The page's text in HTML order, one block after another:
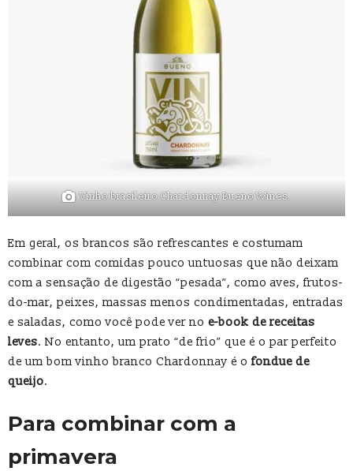
Vinho brasileiro Chardonnay Bueno Wines.
Em geral, os brancos são refrescantes e costumam
combinar com comidas pouco untuosas que não deixam
com a sensação de digestão “pesada”, como aves, frutos-
do-mar, peixes, massas menos condimentadas, entradas
e saladas, como você pode ver no e-book de receitas
leves. No entanto, um prato “de frio” que é o par perfeito
de um bom vinho branco Chardonnay é o fondue de
queijo.
Para combinar com a
primavera